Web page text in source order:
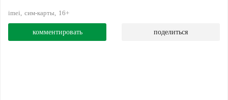
imei сим-карты 16+
комментировать поделиться